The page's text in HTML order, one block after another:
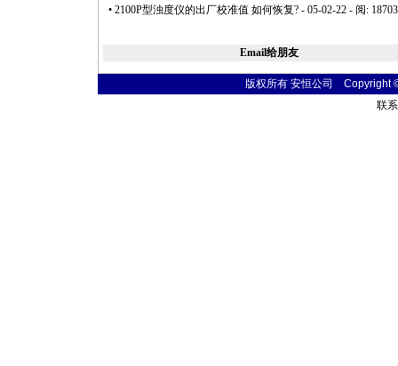
• 2100P型浊度仪的出厂校准值 如何恢复? - 05-02-22 - 阅:
Email给朋友
版权所有 安恒公司 Copyright
联